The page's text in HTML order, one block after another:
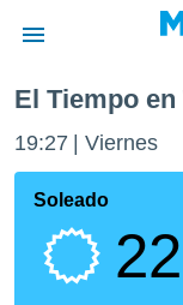
de
por
que se
calidad.
El Tiempo
19:27 Viernes
Soleado